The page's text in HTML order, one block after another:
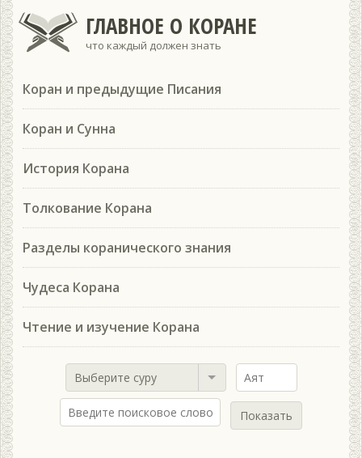
ГЛАВНОЕ О КОРАНЕ
что каждый должен знать
Коран и предыдущие Писания
Коран и Сунна
История Корана
Толкование Корана
Разделы коранического знания
Чудеса Корана
Чтение и изучение Корана
Выберите суру
Показать